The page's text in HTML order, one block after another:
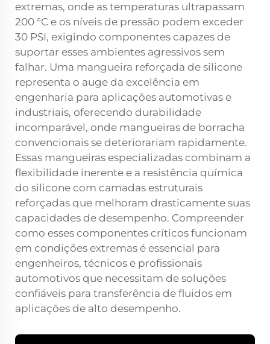
extremas, onde as temperaturas ultrapassam
200 °C e os níveis de pressão podem exceder
30 PSI, exigindo componentes capazes de
suportar esses ambientes agressivos sem
falhar. Uma mangueira reforçada de silicone
representa o auge da excelência em
engenharia para aplicações automotivas e
industriais, oferecendo durabilidade
incomparável, onde mangueiras de borracha
convencionais se deteriorariam rapidamente.
Essas mangueiras especializadas combinam a
flexibilidade inerente e a resistência química
do silicone com camadas estruturais
reforçadas que melhoram drasticamente suas
capacidades de desempenho. Compreender
como esses componentes críticos funcionam
em condições extremas é essencial para
engenheiros, técnicos e profissionais
automotivos que necessitam de soluções
confiáveis para transferência de fluidos em
aplicações de alto desempenho.